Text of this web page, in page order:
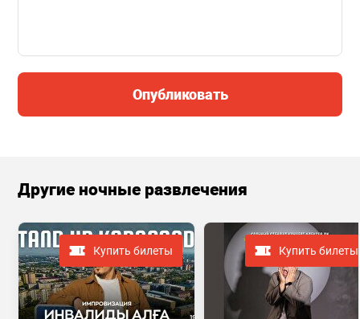
Опубликовать
Другие ночные развлечения
Купить билеты Купить билеты